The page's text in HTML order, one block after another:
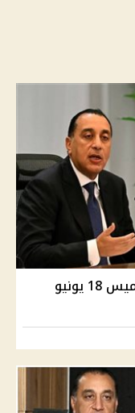
إجازة رأس السنة الهجرية 2026 الخميس 18 يونيو